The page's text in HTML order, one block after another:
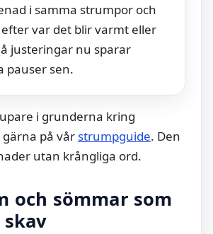
i samma strumpor och
efter var det blir varmt eller
justeringar nu sparar
pauser sen.
i grunderna kring
på vår strumpguide. Den
utan krångliga ord.
och sömmar som